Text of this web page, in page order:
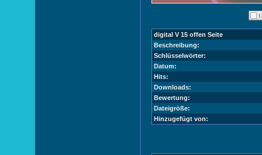
digital V 15 offen Seite
Beschreibung:
Schlüsselwörter:
Datum:
Hits:
Downloads:
Bewertung:
Dateigröße:
Hinzugefügt von: